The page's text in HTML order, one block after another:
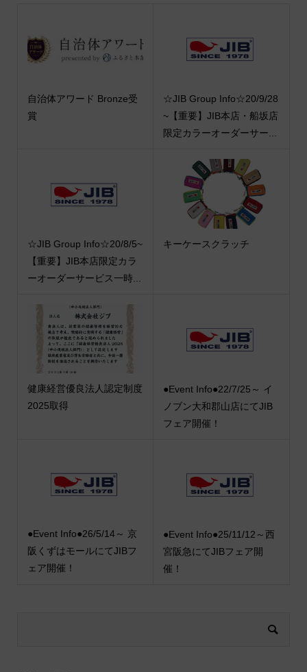
自治体アワード Bronze受
賞
☆JIB Group Info☆20/9/28
~【重要】JIB本店・船坂店
限定カラーオーダーサー...
☆JIB Group Info☆20/8/5~
【重要】JIB本店限定カラ
ーオーダーサービス一時...
キーケースクラッチ
健康経営優良法人認定制度
2025取得
●Event Info●22/7/25～ イ
ノブン大和郡山店にてJIB
フェア開催！
●Event Info●26/5/14～ 京
阪くずはモールにてJIBフ
ェア開催！
●Event Info●25/11/12～西
宮阪急にてJIBフェア開
催！